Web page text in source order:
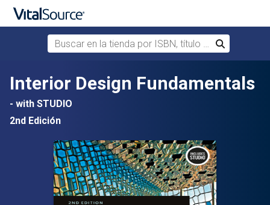
Saltar al contenido principal
Buscar en la tienda por ISBN, título o autor
Buscar
Interior Design Fundamentals
- with STUDIO
2nd Edición